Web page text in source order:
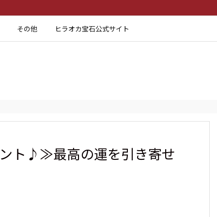
その他 ヒラオカ宝石公式サイト
ト♪≫最高の運を引き寄せ